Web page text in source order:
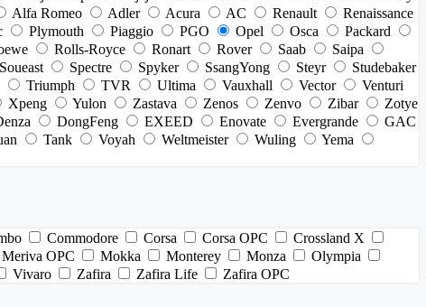
Alfa Romeo Adler Acura AC Renault
Renaissance
Plymouth Piaggio PGO Opel Osca
Packard
Rolls-Royce Ronart Rover Saab
Saipa
Soueast Spectre Spyker SsangYong Steyr
Studebaker
Triumph TVR Ultima Vauxhall Vector
Venturi
Xpeng Yulon Zastava Zenos Zenvo Zibar
Zotye
DongFeng EXEED Enovate Evergrande
GAC
Tank Voyah Weltmeister Wuling
Yema
Commodore Corsa Corsa OPC
Crossland X
Meriva OPC Mokka Monterey Monza
Olympia
Vivaro Zafira Zafira Life Zafira OPC